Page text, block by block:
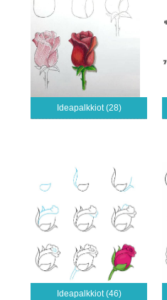
Ideapalkkiot (28)
Ideapalkkiot (46)